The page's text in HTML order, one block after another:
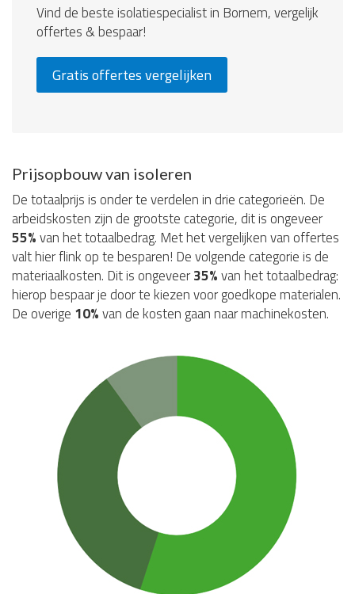
Vind de beste isolatiespecialist in Bornem, vergelijk
offertes & bespaar!
Gratis offertes vergelijken
Prijsopbouw van isoleren
De totaalprijs is onder te verdelen in drie categorieën. De
arbeidskosten zijn de grootste categorie, dit is ongeveer
55%van het totaalbedrag. Met het vergelijken van offertes
valt hier flink op te besparen! De volgende categorie is de
materiaalkosten. Dit is ongeveer35%van het totaalbedrag:
hierop bespaar je door te kiezen voor goedkope materialen.
De overige 10%van de kosten gaan naar machinekosten.